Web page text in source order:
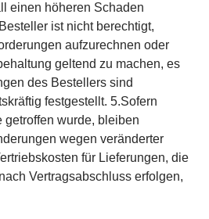
einen höheren Schaden
ist nicht berechtigt,
aufzurechnen oder
geltend zu machen, es
des Bestellers sind
festgestellt. 5.Sofern
getroffen wurde, bleiben
wegen veränderter
für Lieferungen, die
Vertragsabschluss erfolgen,